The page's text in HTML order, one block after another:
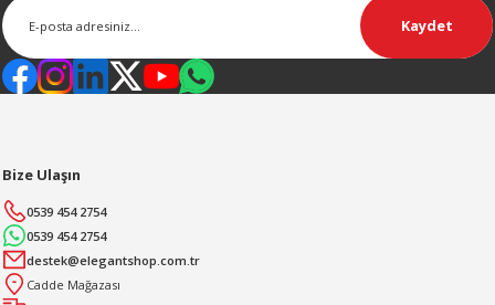
Kaydet
Bize Ulaşın
0539 454 2754
0539 454 2754
destek@elegantshop.com.tr
Cadde Mağazası